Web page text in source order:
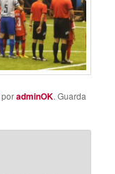
poradminOK. Guarda